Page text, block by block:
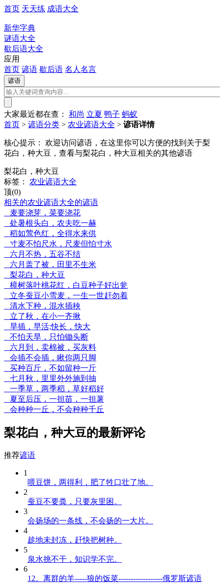
首页 天天练 成语大全
新华字典
谜语大全
歇后语大全
应用
首页 谚语 歇后语 名人名言
大家最近都在查： 和尚 立夏 鸭子 蚂蚁
首页 > 谚语分类 > 农业谚语大全 > 谚语详情
核心提示：
欢迎访问谚语，在这里你可以方便的找到关于梨
花白，种大豆，查看与梨花白，种大豆相关的其他谚语
梨花白，种大豆
标签：
农业谚语大全
顶(0)
相关的农业谚语大全的谚语
麦要浇芽，菜要浇花
处暑根头白，农夫吃一赫
稻如莺色红，全得水来供
寸麦不怕尺水，尺麦但怕寸水
六月不热，五谷不结
六月盖了被，田里不生米
梨花白，种大豆
樟树落叶桃花红，白豆种子好出瓮
立冬蚕豆小雪麦，一生一世赶勿着
清水下种，混水插秧
立了秋，在小一齐揪
旱插，早活;快长，快大
不怕天旱，只怕锄头断
六月到，卖棉被，买灰料
会插不会插，瞅你两只脚
买种百斤，不如留种一斤
七月秋，里里外外施到抽
一季草，两季稻，草好稻好
夏至后压，一担苗，一担薯
会种种一丘，不会种种千丘
梨花白，种大豆的最新评论
推荐谚语
1
喂豆饼，两得利，肥了牲口壮了地。
2
蚕豆不要粪，只要灰里困。
3
会扬场的一条线，不会扬的一大片。
4
趁地未封冻，赶快把树种。
5
泉水挑不干，知识学不完。
6
12。离群的羊-----狼的饭菜------------------俄罗斯谚语